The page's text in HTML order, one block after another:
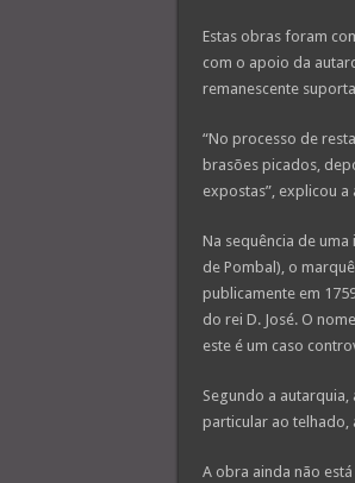
Estas obras foram
com o apoio da
remanescente
“No processo de
brasões picados,
expostas”, explicou a
Na sequência de
de Pombal), o
publicamente em
do rei D. José. O
este é um caso
Segundo a autarquia,
particular ao telhado,
A obra ainda não